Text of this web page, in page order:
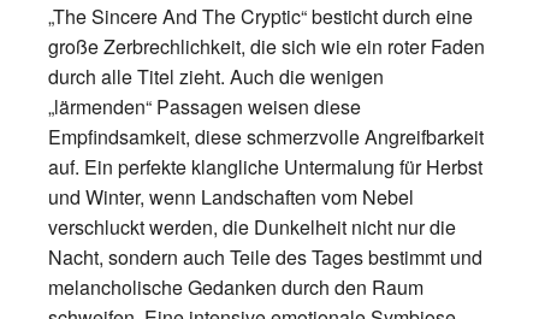
„The Sincere And The Cryptic“ besticht durch eine
große Zerbrechlichkeit, die sich wie ein roter Faden
durch alle Titel zieht. Auch die wenigen
„lärmenden“ Passagen weisen diese
Empfindsamkeit, diese schmerzvolle Angreifbarkeit
auf. Ein perfekte klangliche Untermalung für Herbst
und Winter, wenn Landschaften vom Nebel
verschluckt werden, die Dunkelheit nicht nur die
Nacht, sondern auch Teile des Tages bestimmt und
melancholische Gedanken durch den Raum